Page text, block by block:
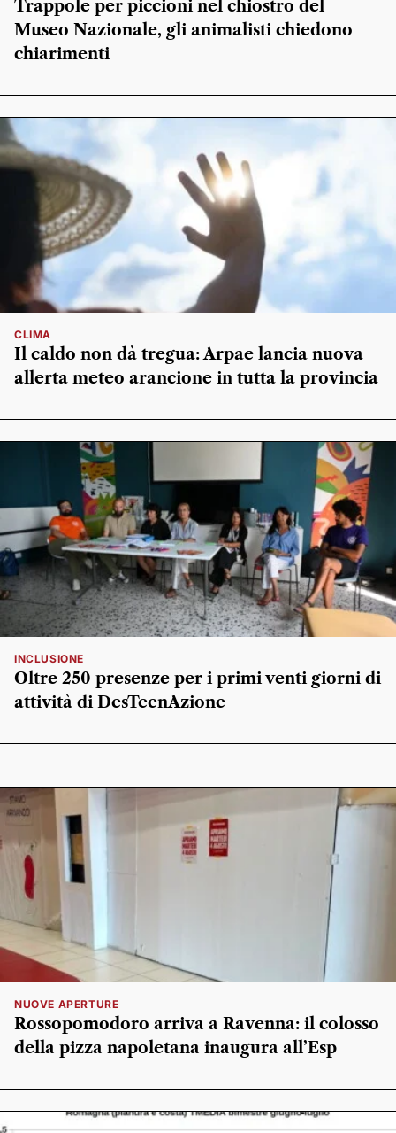
Trappole per piccioni nel chiostro del
Museo Nazionale, gli animalisti chiedono
chiarimenti
CLIMA
Il caldo non dà tregua: Arpae lancia nuova
allerta meteo arancione in tutta la provincia
INCLUSIONE
Oltre 250 presenze per i primi venti giorni di
attività di DesTeenAzione
NUOVE APERTURE
Rossopomodoro arriva a Ravenna: il colosso
della pizza napoletana inaugura all’Esp